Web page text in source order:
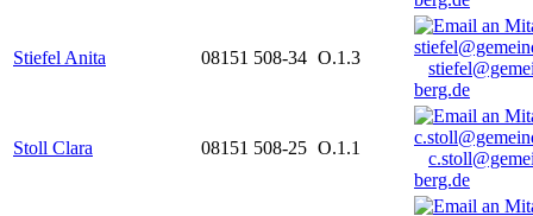
Stiefel Anita 08151 508-34 O.1.3
berg.de
Stoll Clara 08151 508-25 O.1.1
berg.de